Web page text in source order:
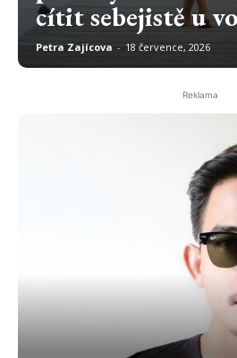
cítit sebejistě u
Petra Zajícova - 18 července, 2026
Reklama